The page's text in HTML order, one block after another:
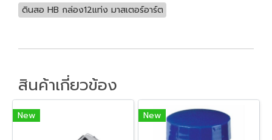
ดินสอ HB กล่อง12แท่ง มาสเตอร์อาร์ต
สินค้าเกี่ยวข้อง
New New